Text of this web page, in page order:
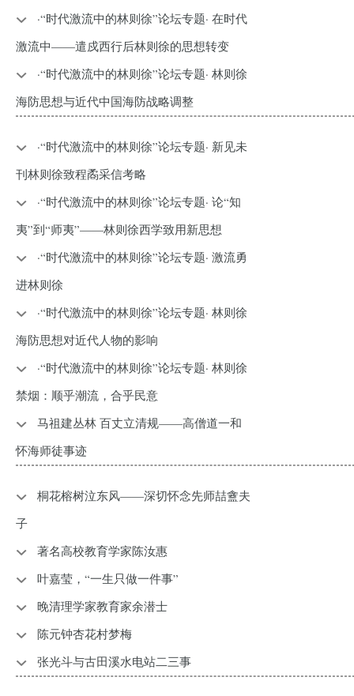
·“时代激流中的林则徐”论坛专题· 在时代
激流中——遣戍西行后林则徐的思想转变
·“时代激流中的林则徐”论坛专题· 林则徐
海防思想与近代中国海防战略调整
·“时代激流中的林则徐”论坛专题· 新见未
刊林则徐致程矞采信考略
·“时代激流中的林则徐”论坛专题· 论“知
夷”到“师夷”——林则徐西学致用新思想
·“时代激流中的林则徐”论坛专题· 激流勇
进林则徐
·“时代激流中的林则徐”论坛专题· 林则徐
海防思想对近代人物的影响
·“时代激流中的林则徐”论坛专题· 林则徐
禁烟：顺乎潮流，合乎民意
马祖建丛林 百丈立清规——高僧道一和
怀海师徒事迹
桐花榕树泣东风——深切怀念先师喆盦夫
子
著名高校教育学家陈汝惠
叶嘉莹，“一生只做一件事”
晚清理学家教育家余潜士
陈元钟杏花村梦梅
张光斗与古田溪水电站二三事